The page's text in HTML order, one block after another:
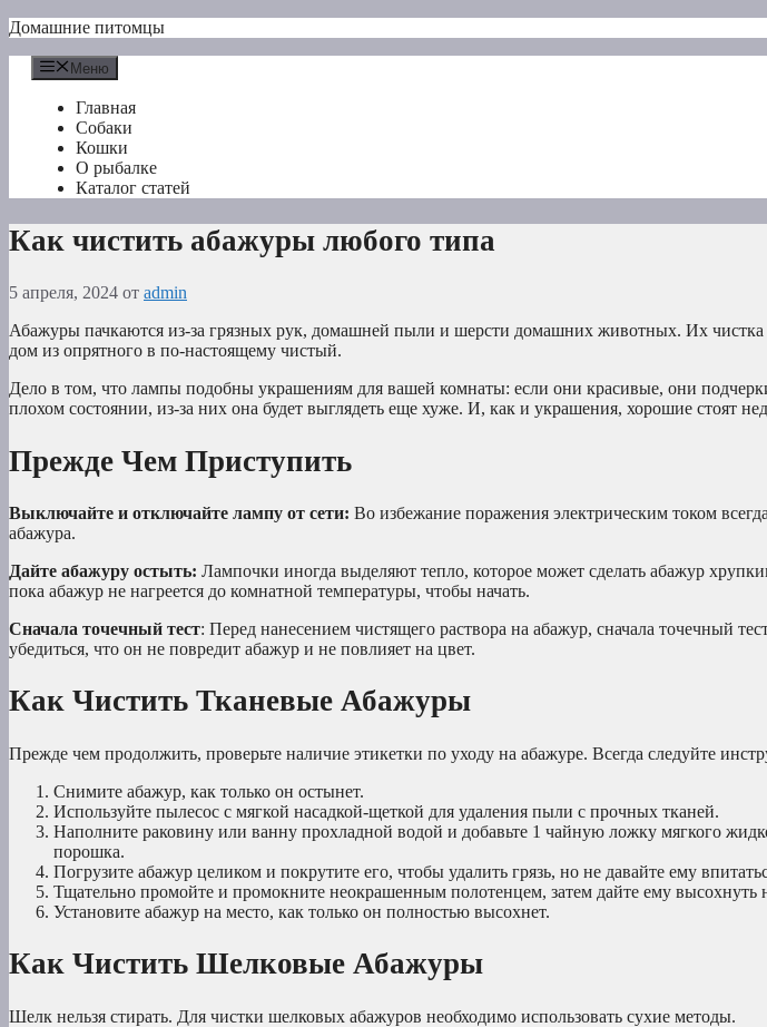
Перейти
содержимому
Домашние питомцы
Меню
Главная
Собаки
Кошки
О рыбалке
Каталог статей
Как чистить абажуры любого типа
5 апреля, 2024 от admin
Абажуры пачкаются из-за грязных рук, домашней пыли и шерсти домашних животных. Их чистка
дом из опрятного в по-настоящему чистый.
Дело в том, что лампы подобны украшениям для вашей комнаты: если они красивые, они
плохом состоянии, из-за них она будет выглядеть еще хуже. И, как и украшения, хорошие стоят
Прежде Чем Приступить
Выключайте и отключайте лампу от сети: Во избежание поражения электрическим током
абажура.
Дайте абажуру остыть: Лампочки иногда выделяют тепло, которое может сделать абажур
пока абажур не нагреется до комнатной температуры, чтобы начать.
Сначала точечный тест: Перед нанесением чистящего раствора на абажур, сначала точечный
убедиться, что он не повредит абажур и не повлияет на цвет.
Как Чистить Тканевые Абажуры
Прежде чем продолжить, проверьте наличие этикетки по уходу на абажуре. Всегда следуйте
Снимите абажур, как только он остынет.
Используйте пылесос с мягкой насадкой-щеткой для удаления пыли с прочных тканей.
Наполните раковину или ванну прохладной водой и добавьте 1 чайную ложку мягкого
порошка.
Погрузите абажур целиком и покрутите его, чтобы удалить грязь, но не давайте ему
Тщательно промойте и промокните неокрашенным полотенцем, затем дайте ему высохнуть
Установите абажур на место, как только он полностью высохнет.
Как Чистить Шелковые Абажуры
Шелк нельзя стирать. Для чистки шелковых абажуров необходимо использовать сухие методы.